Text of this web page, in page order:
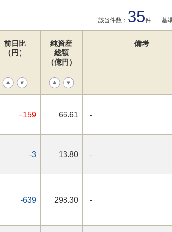
該当件数： 35件 基
前日比
（円）
純資産
総額
（億円）
備考
+159 66.61 -
-3 13.80 -
-639 298.30 -